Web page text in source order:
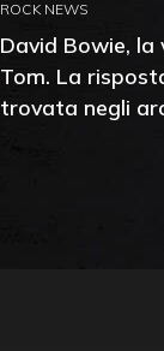
ROCK NEWS
David Bowie,
Tom. La
trovata negli